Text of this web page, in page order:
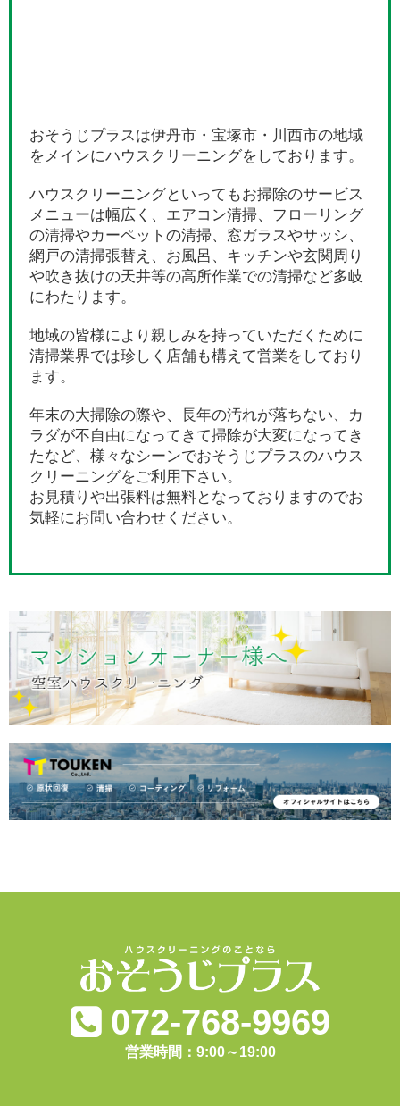
おそうじプラスは伊丹市・宝塚市・川西市の地域
をメインにハウスクリーニングをしております。
ハウスクリーニングといってもお掃除のサービス
メニューは幅広く、エアコン清掃、フローリング
の清掃やカーペットの清掃、窓ガラスやサッシ、
網戸の清掃張替え、お風呂、キッチンや玄関周り
や吹き抜けの天井等の高所作業での清掃など多岐
にわたります。
地域の皆様により親しみを持っていただくために
清掃業界では珍しく店舗も構えて営業をしており
ます。
年末の大掃除の際や、長年の汚れが落ちない、カ
ラダが不自由になってきて掃除が大変になってき
たなど、様々なシーンでおそうじプラスのハウス
クリーニングをご利用下さい。
お見積りや出張料は無料となっておりますのでお
気軽にお問い合わせください。
072-768-9969
営業時間：9:00～19:00